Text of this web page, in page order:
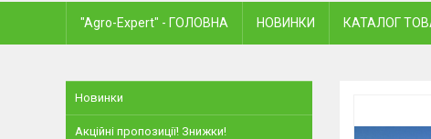
"Agro-Expert" - ГОЛОВНА НОВИНКИ КАТАЛОГ
Новинки
Акційні пропозиції! Знижки!